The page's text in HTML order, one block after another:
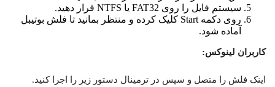
سیستم فایل را روی FAT32 یا NTFS قرار دهید.
روی دکمه Start کلیک کرده و منتظر بمانید تا فلش بوتیبل
آماده شود.
کاربران لینوکس:
اینک فلش را متصل و سپس در ترمینال دستور زیر را اجرا کنید.